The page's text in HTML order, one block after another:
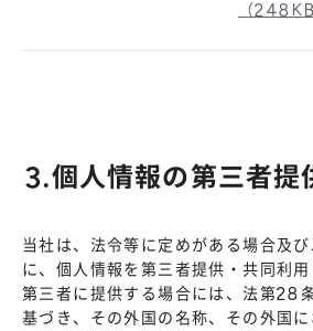
（
3.個人情報の第三者提
当社は、法令等に定めがある場合及
に、個人情報を第三者提供・共同利
第三者に提供する場合には、法第28
基づき、その外国の名称、その外国